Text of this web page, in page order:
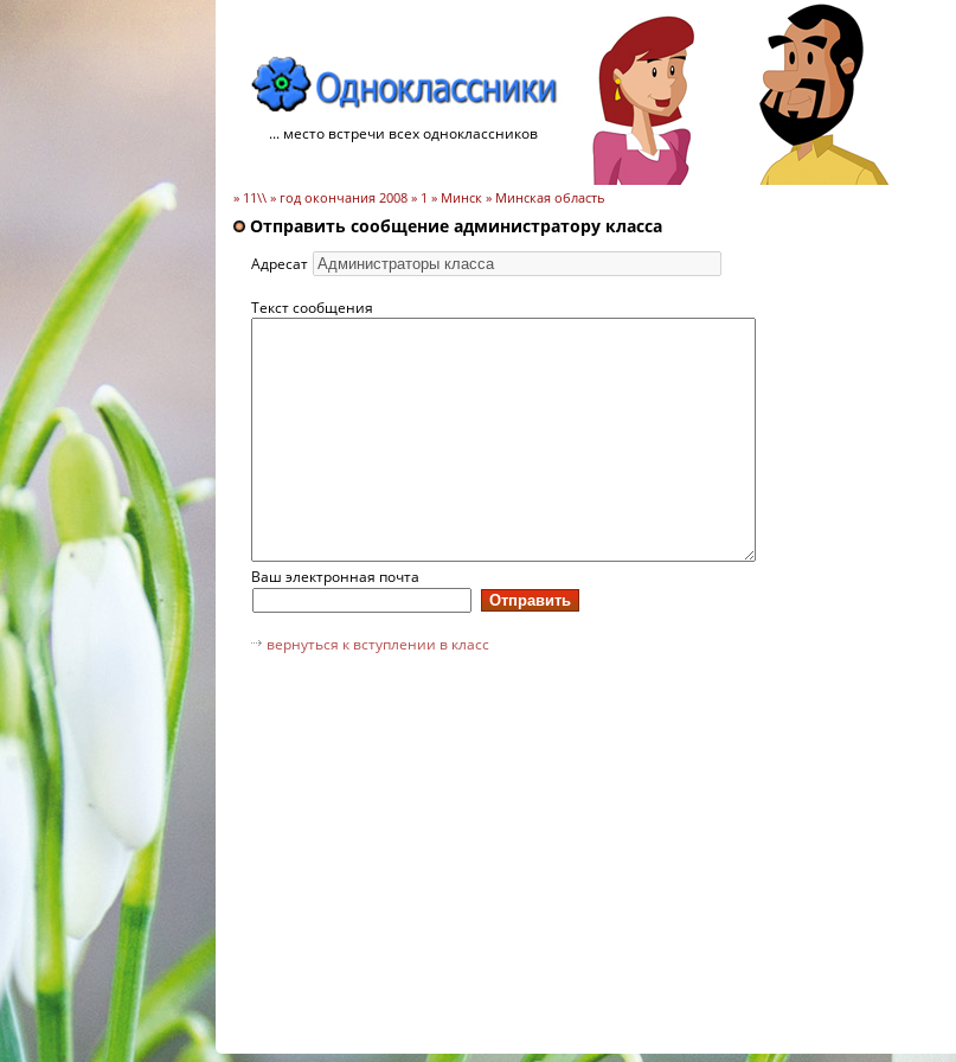
... место встречи всех одноклассников
» 11\\ » год окончания 2008 » 1 » Минск » Минская область
Отправить сообщение администратору класса
Адресат
Текст сообщения
Ваш электронная почта
вернуться к вступлении в класс